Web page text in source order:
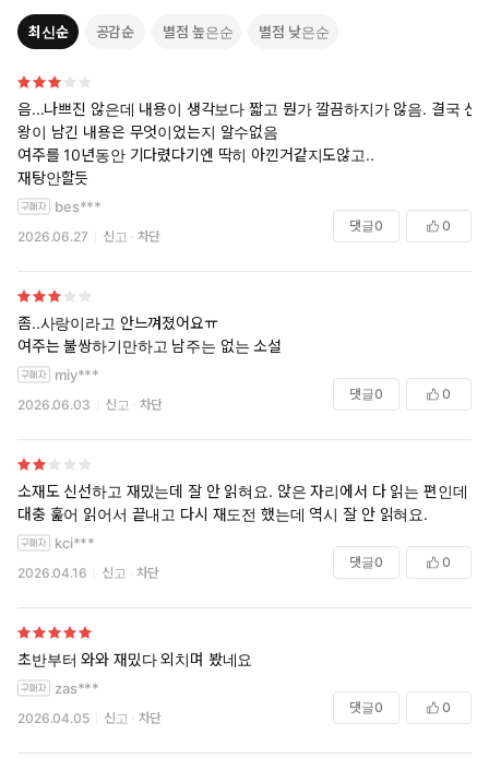
최신순 공감순 별점 높은순 별점 낮은순
음...나쁘진 않은데 내용이 생각보다 짧고 뭔가 깔끔하지가 않음. 결국 선
왕이 남긴 내용은 무엇이었는지 알수없음
여주를 10년동안 기다렸다기엔 딱히 아낀거같지도않고..
재탕안할듯
bes***
2026.06.27 신고 차단
댓글0 0
좀..사랑이라고 안느껴졌어요ㅠ
여주는 불쌍하기만하고 남주는 없는 소설
miy***
2026.06.03 신고 차단
댓글0 0
소재도 신선하고 재밌는데 잘 안 읽혀요. 앉은 자리에서 다 읽는 편인데
대충 훑어 읽어서 끝내고 다시 재도전 했는데 역시 잘 안 읽혀요.
kci***
2026.04.16 신고 차단
댓글0 0
초반부터 와와 재밌다 외치며 봤네요
zas***
2026.04.05 신고 차단
댓글0 0